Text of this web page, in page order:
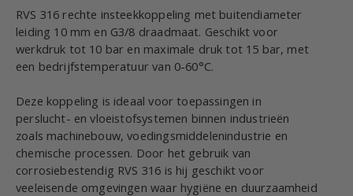
RVS 316 rechte insteekkoppeling met buitendiameter
leiding 10 mm en G3/8 draadmaat. Geschikt voor
werkdruk tot 10 bar en maximale druk tot 15 bar, met
een bedrijfstemperatuur van 0-60°C.
Deze koppeling is ideaal voor toepassingen in
perslucht- en vloeistofsystemen binnen industrieën
zoals machinebouw, voedingsmiddelenindustrie en
chemische processen. Door het gebruik van
corrosiebestendig RVS 316 is hij geschikt voor
veeleisende omgevingen waar hygiëne en duurzaamheid